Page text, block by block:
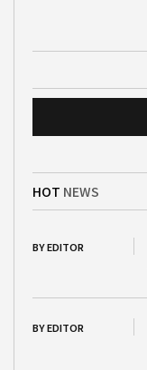
HOT NEWS
BY EDITOR
BY EDITOR